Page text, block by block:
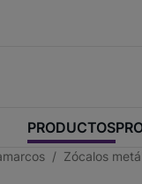
PRODUCTOS
Zócalos